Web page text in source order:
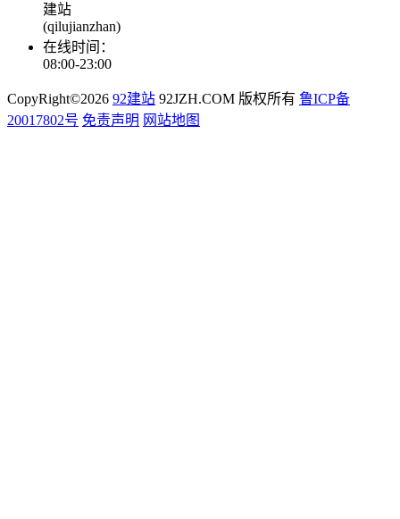
建站
(qilujianzhan)
在线时间：
08:00-23:00
CopyRight©2026 92建站 92JZH.COM 版权所有 鲁ICP备
20017802号 免责声明 网站地图